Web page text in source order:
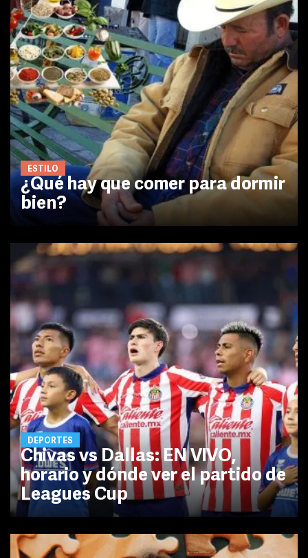
ESTILO
¿Qué hay que comer para dormir
bien?
DEPORTES
Chivas vs Dallas: EN VIVO,
horario y dónde ver el partido de
Leagues Cup